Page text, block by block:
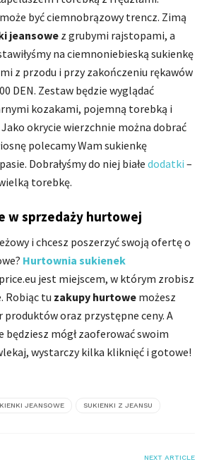
być ciemnobrązowy trencz. Zimą
jeansowez grubymi rajstopami, a
na ciemnoniebieską sukienkę
z przodu i przy zakończeniu rękawów
DEN. Zestaw będzie wyglądać
kozakami, pojemną torebką i
okrycie wierzchnie można dobrać
polecamy Wam sukienkę
Dobrałyśmy do niej białe dodatki –
torebkę.
w sprzedaży hurtowej
i chcesz poszerzyć swoją ofertę o
Hurtownia sukienek
jest miejscem, w którym zrobisz
Robiąc tu zakupy hurtowe możesz
produktów oraz przystępne ceny. A
mógł zaoferować swoim
wystarczy kilka kliknięć i gotowe!
JEANSOWE SUKIENKI Z JEANSU
NEXT ARTICLE